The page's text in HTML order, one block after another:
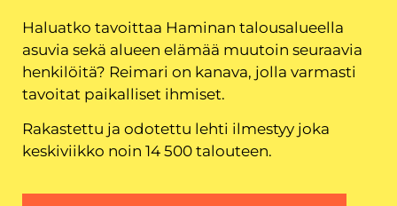
Haluatko tavoittaa Haminan talousalueella
asuvia sekä alueen elämää muutoin seuraavia
henkilöitä? Reimari on kanava, jolla varmasti
tavoitat paikalliset ihmiset.
Rakastettu ja odotettu lehti ilmestyy joka
keskiviikko noin 14 500 talouteen.